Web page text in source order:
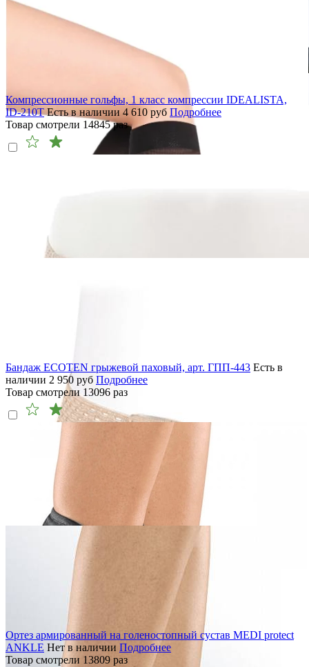
Компрессионные гольфы, 1 класс компрессии IDEALISTA,
ID-210T Есть в наличии 4 610 руб Подробнее
Товар смотрели 14845раз
Бандаж ECOTEN грыжевой паховый, арт. ГПП-443 Есть в
наличии 2 950 руб Подробнее
Товар смотрели 13096 раз
Ортез армированный на голеностопный сустав MEDI protect
ANKLE Нет в наличии Подробнее
Товар смотрели 13809 раз